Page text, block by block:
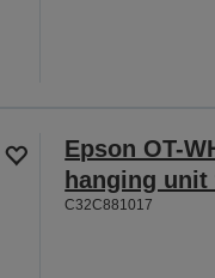
Epson OT-
hanging unit
C32C881017